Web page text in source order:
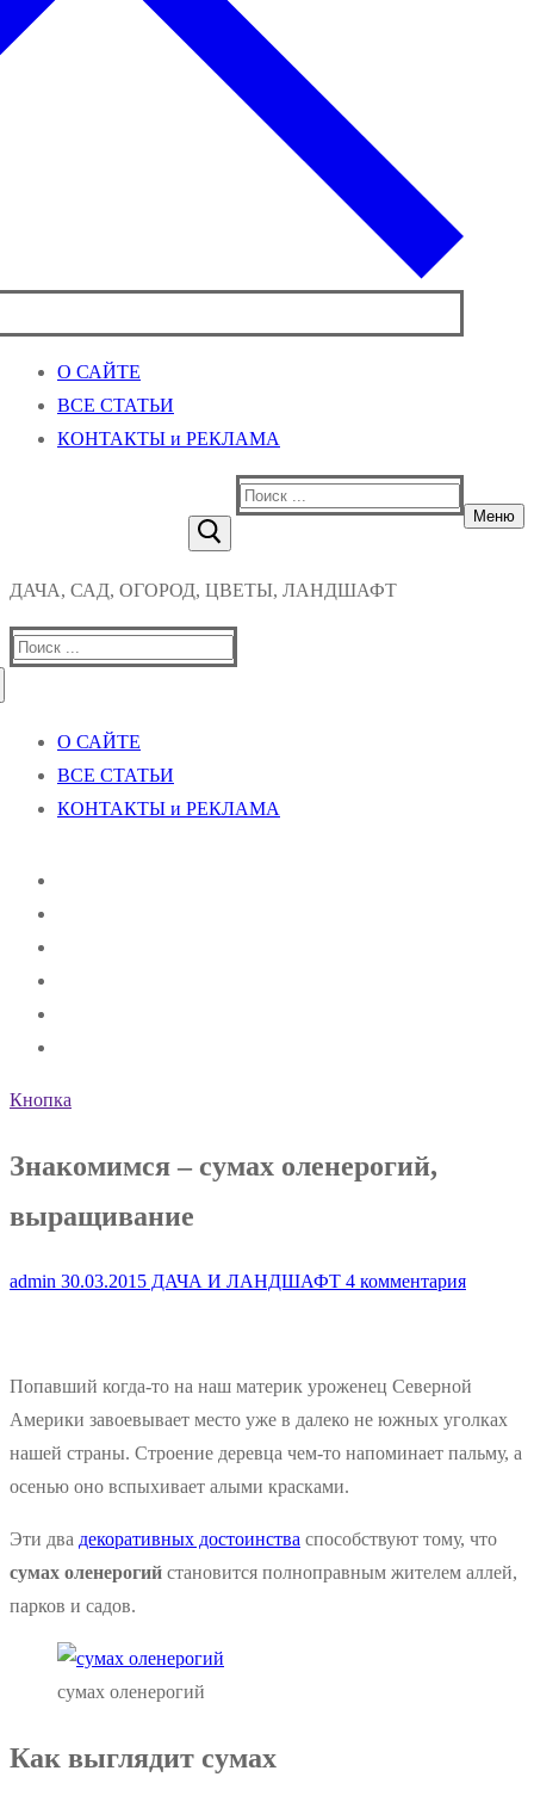
О САЙТЕ
ВСЕ СТАТЬИ
КОНТАКТЫ и РЕКЛАМА
Найти:
Меню
ДАЧА, САД, ОГОРОД, ЦВЕТЫ, ЛАНДШАФТ
Найти:
О САЙТЕ
ВСЕ СТАТЬИ
КОНТАКТЫ и РЕКЛАМА
Кнопка
Знакомимся – сумах оленерогий,
выращивание
admin 30.03.2015 ДАЧА И ЛАНДШАФТ 4 комментария
Попавший когда-то на наш материк уроженец Северной
Америки завоевывает место уже в далеко не южных уголках
нашей страны. Строение деревца чем-то напоминает пальму, а
осенью оно вспыхивает алыми красками.
Эти два декоративных достоинства способствуют тому, что
сумах оленерогий становится полноправным жителем аллей,
парков и садов.
сумах оленерогий
Как выглядит сумах